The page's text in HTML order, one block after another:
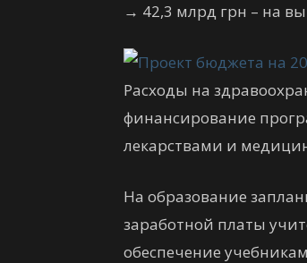
→ 42,3 млрд грн – на
Расходы на
финансирование
лекарствами и
На образование
заработной платы
обеспечение